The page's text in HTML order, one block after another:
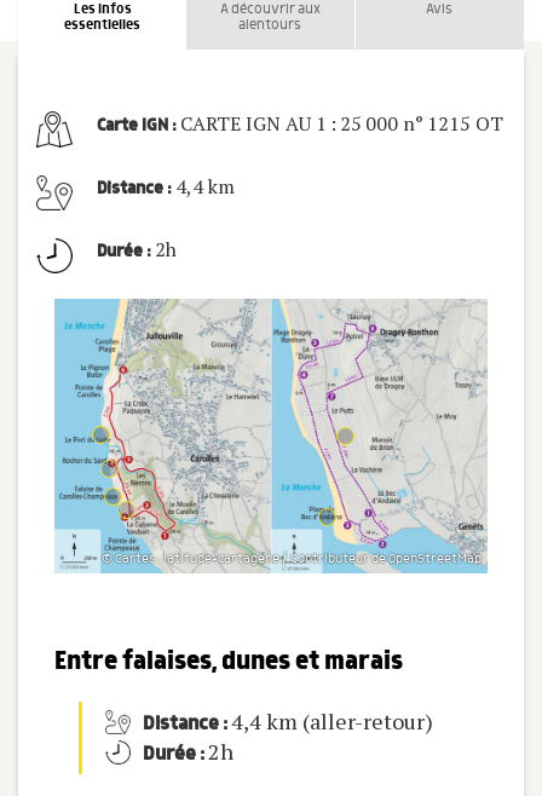
Les infos
essentielles
A découvrir aux
alentours
Avis
Carte IGN : CARTE IGN AU 1 : 25 000 n° 1215 OT
Distance : 4,4 km
Durée : 2h
© Cartes : latitude-cartagène / Contributeur de OpenStreetMap
Entre falaises, dunes et marais
Distance :4,4 km (aller-retour)
Durée : 2h